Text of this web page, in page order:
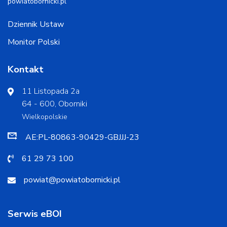
Dziennik Ustaw
Monitor Polski
Kontakt
11 Listopada 2a
64 - 600, Oborniki
Wielkopolskie
AE:PL-80863-90429-GBJJJ-23
61 29 73 100
powiat@powiatobornicki.pl
Serwis eBOI